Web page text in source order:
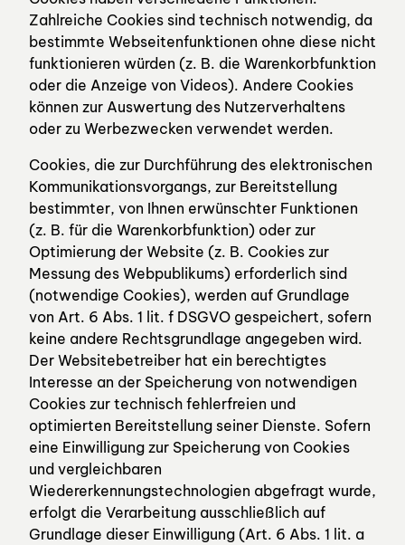
Zahlreiche Cookies sind technisch notwendig, da
bestimmte Webseitenfunktionen ohne diese nicht
funktionieren würden (z. B. die Warenkorbfunktion
oder die Anzeige von Videos). Andere Cookies
können zur Auswertung des Nutzerverhaltens
oder zu Werbezwecken verwendet werden.
Cookies, die zur Durchführung des elektronischen
Kommunikationsvorgangs, zur Bereitstellung
bestimmter, von Ihnen erwünschter Funktionen
(z. B. für die Warenkorbfunktion) oder zur
Optimierung der Website (z. B. Cookies zur
Messung des Webpublikums) erforderlich sind
(notwendige Cookies), werden auf Grundlage
von Art. 6 Abs. 1 lit. f DSGVO gespeichert, sofern
keine andere Rechtsgrundlage angegeben wird.
Der Websitebetreiber hat ein berechtigtes
Interesse an der Speicherung von notwendigen
Cookies zur technisch fehlerfreien und
optimierten Bereitstellung seiner Dienste. Sofern
eine Einwilligung zur Speicherung von Cookies
und vergleichbaren
Wiedererkennungstechnologien abgefragt wurde,
erfolgt die Verarbeitung ausschließlich auf
Grundlage dieser Einwilligung (Art. 6 Abs. 1 lit. a